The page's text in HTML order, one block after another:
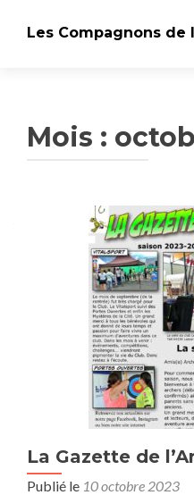
Les Compagnons de
Mois :
La Gazette de
Publié le 10 octobre 2023